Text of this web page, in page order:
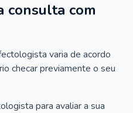
consulta com
varia de acordo
checar previamente o seu
para avaliar a sua